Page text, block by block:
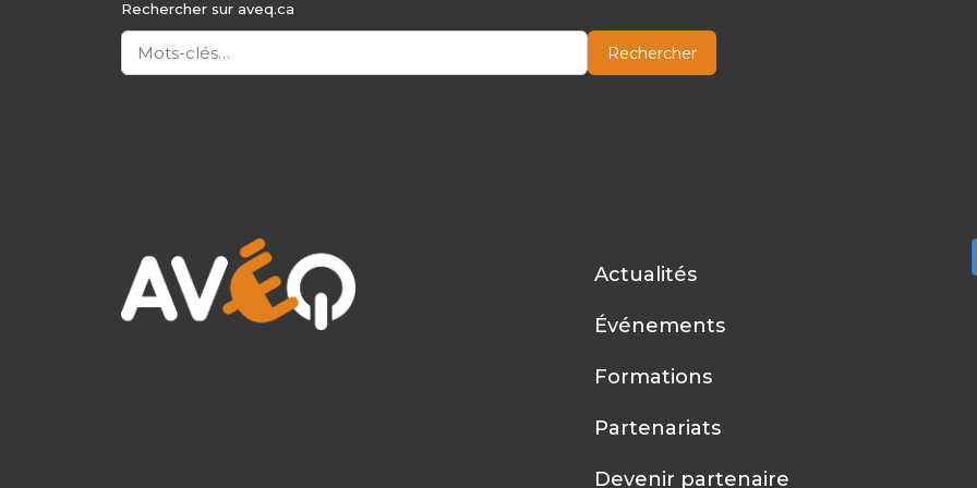
Rechercher sur aveq.ca
Rechercher
Actualités
Événements
Formations
Partenariats
Devenir partenaire